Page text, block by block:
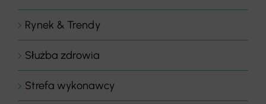
Rynek & Trendy
Służba zdrowia
Strefa wykonawcy